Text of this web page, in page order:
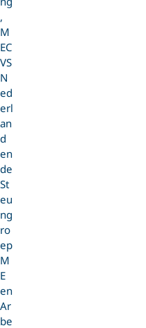
,
M
EC
VS
N
ed
erl
an
d
en
de
St
eu
ng
ro
ep
M
E
en
Ar
be